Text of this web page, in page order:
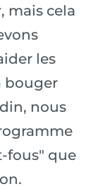
mais cela
les
bouger
nous
fous" que